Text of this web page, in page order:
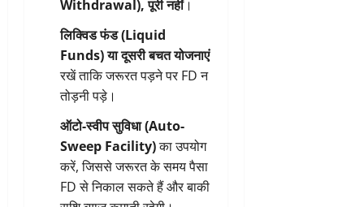
Withdrawal), पूरी नहीं।
लिक्विड फंड (Liquid
Funds) या दूसरी बचत योजनाएं
रखें ताकि जरूरत पड़ने पर FD न
तोड़नी पड़े।
ऑटो-स्वीप सुविधा (Auto-
Sweep Facility)का उपयोग
करें, जिससे जरूरत के समय पैसा
FD से निकाल सकते हैं और बाकी